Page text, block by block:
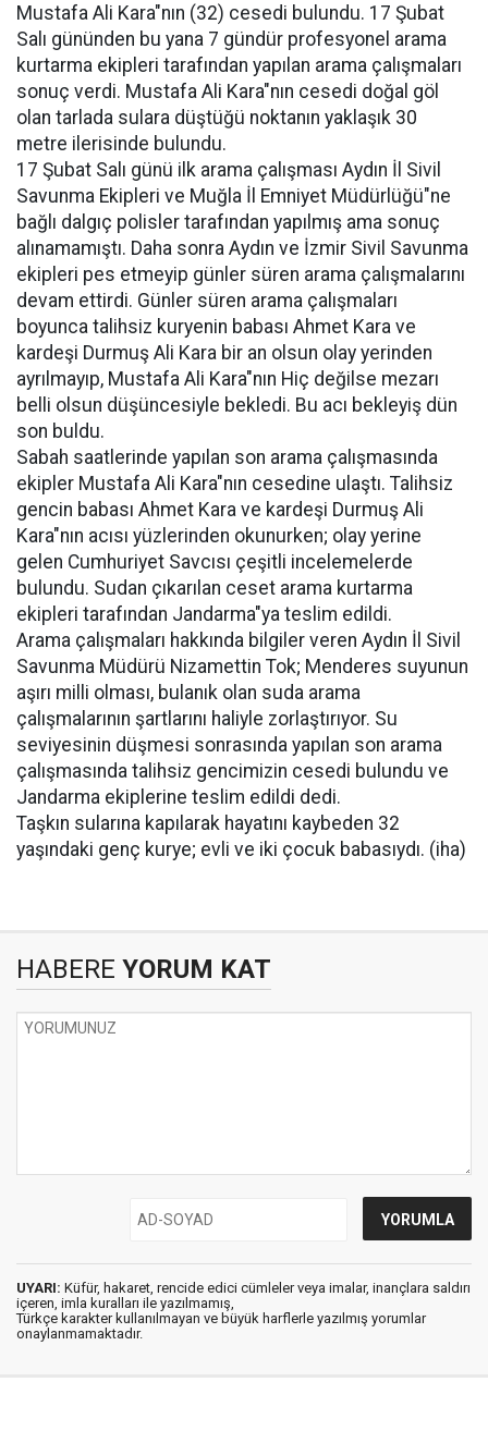
Mustafa Ali Kara"nın (32) cesedi bulundu. 17 Şubat
Salı gününden bu yana 7 gündür profesyonel arama
kurtarma ekipleri tarafından yapılan arama çalışmaları
sonuç verdi. Mustafa Ali Kara"nın cesedi doğal göl
olan tarlada sulara düştüğü noktanın yaklaşık 30
metre ilerisinde bulundu.
17 Şubat Salı günü ilk arama çalışması Aydın İl Sivil
Savunma Ekipleri ve Muğla İl Emniyet Müdürlüğü"ne
bağlı dalgıç polisler tarafından yapılmış ama sonuç
alınamamıştı. Daha sonra Aydın ve İzmir Sivil Savunma
ekipleri pes etmeyip günler süren arama çalışmalarını
devam ettirdi. Günler süren arama çalışmaları
boyunca talihsiz kuryenin babası Ahmet Kara ve
kardeşi Durmuş Ali Kara bir an olsun olay yerinden
ayrılmayıp, Mustafa Ali Kara"nın Hiç değilse mezarı
belli olsun düşüncesiyle bekledi. Bu acı bekleyiş dün
son buldu.
Sabah saatlerinde yapılan son arama çalışmasında
ekipler Mustafa Ali Kara"nın cesedine ulaştı. Talihsiz
gencin babası Ahmet Kara ve kardeşi Durmuş Ali
Kara"nın acısı yüzlerinden okunurken; olay yerine
gelen Cumhuriyet Savcısı çeşitli incelemelerde
bulundu. Sudan çıkarılan ceset arama kurtarma
ekipleri tarafından Jandarma"ya teslim edildi.
Arama çalışmaları hakkında bilgiler veren Aydın İl Sivil
Savunma Müdürü Nizamettin Tok; Menderes suyunun
aşırı milli olması, bulanık olan suda arama
çalışmalarının şartlarını haliyle zorlaştırıyor. Su
seviyesinin düşmesi sonrasında yapılan son arama
çalışmasında talihsiz gencimizin cesedi bulundu ve
Jandarma ekiplerine teslim edildi dedi.
Taşkın sularına kapılarak hayatını kaybeden 32
yaşındaki genç kurye; evli ve iki çocuk babasıydı. (iha)
HABERE YORUM KAT
UYARI: Küfür, hakaret, rencide edici cümleler veya imalar, inançlara saldırı
içeren, imla kuralları ile yazılmamış,
Türkçe karakter kullanılmayan ve büyük harflerle yazılmış yorumlar
onaylanmamaktadır.